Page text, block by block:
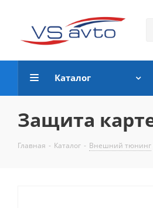
Каталог
Защита
Главная - Каталог - Внешний тюнинг